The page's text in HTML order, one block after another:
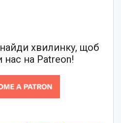
хвилинку, щоб
нас на Patreon!